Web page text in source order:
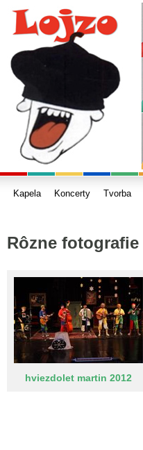
Kapela Koncerty Tvorba
Rôzne fotografie
hviezdolet martin 2012